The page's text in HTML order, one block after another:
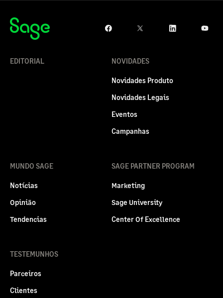
EDITORIAL NOVIDADES
Novidades Produto
Novidades Legais
Eventos
Campanhas
MUNDO SAGE
Notícias
Opinião
Tendencias
SAGE PARTNER PROGRAM
Marketing
Sage University
Center Of Excellence
TESTEMUNHOS
Parceiros
Clientes